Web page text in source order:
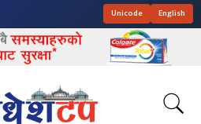
Unicode English